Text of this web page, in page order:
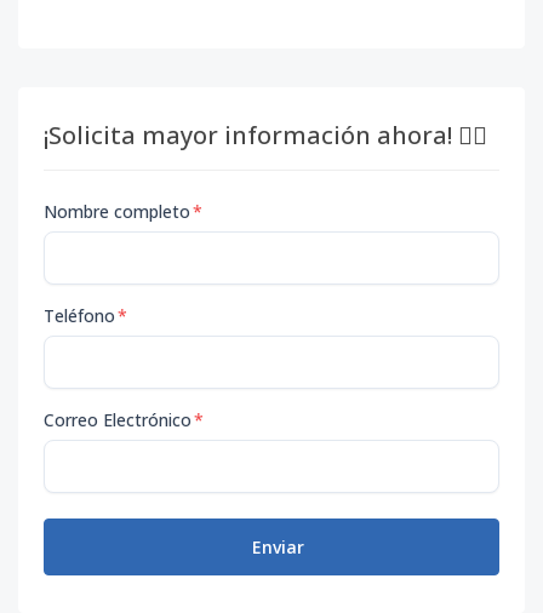
¡Solicita mayor información ahora! 👇🏽
Nombre completo*
Teléfono*
Correo Electrónico*
Enviar